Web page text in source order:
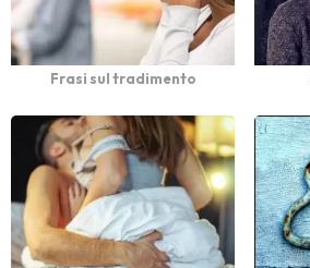
Frasi sul tradimento